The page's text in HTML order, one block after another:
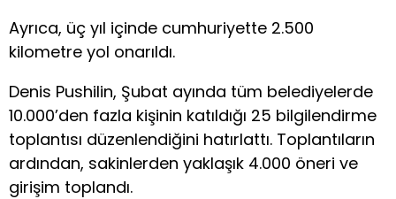
Ayrıca, üç yıl içinde cumhuriyette 2.500
kilometre yol onarıldı.
Denis Pushilin, Şubat ayında tüm belediyelerde
10.000’den fazla kişinin katıldığı 25 bilgilendirme
toplantısı düzenlendiğini hatırlattı. Toplantıların
ardından, sakinlerden yaklaşık 4.000 öneri ve
girişim toplandı.